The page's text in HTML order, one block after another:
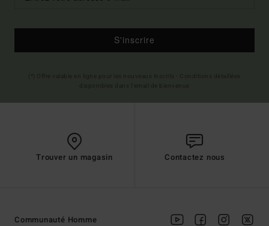
S'inscrire
Trouver un magasin Contactez nous
Communauté Homme